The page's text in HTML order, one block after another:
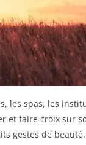
les spas, les
et faire croix sur
gestes de beauté.